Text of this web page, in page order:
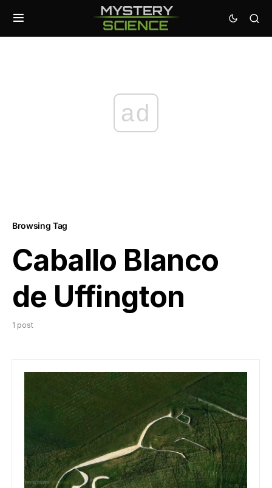
ad
Browsing Tag
Caballo Blanco
de Uffington
1 post